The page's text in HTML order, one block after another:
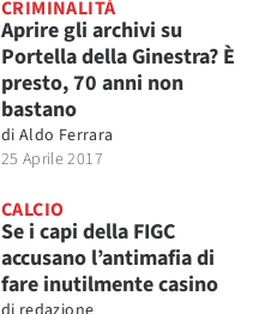
CRIMINALITÀ
Aprire gli archivi su
Portella della Ginestra? È
presto, 70 anni non
bastano
di Aldo Ferrara
25 Aprile 2017
CALCIO
Se i capi della FIGC
accusano l’antimafia di
fare inutilmente casino